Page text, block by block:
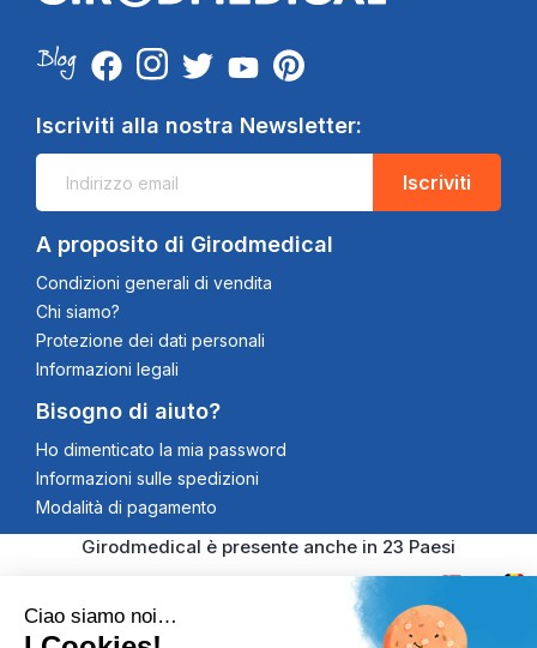
Iscriviti alla nostra Newsletter:
Iscriviti
A proposito di Girodmedical
Condizioni generali di vendita
Chi siamo?
Protezione dei dati personali
Informazioni legali
Bisogno di aiuto?
Ho dimenticato la mia password
Informazioni sulle spedizioni
Modalità di pagamento
Girodmedical è presente anche in 23 Paesi
Ciao siamo noi…